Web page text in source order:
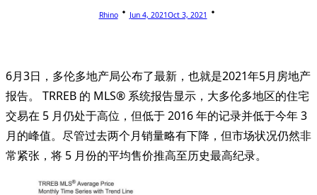
Rhino Jun 4, 2021Oct 3, 2021
6月3日，多伦多地产局公布了最新，也就是2021年5月房地产
报告。 TRREB 的 MLS® 系统报告显示，大多伦多地区的住宅
交易在 5 月仍处于高位，但低于 2016 年的记录并低于今年 3
月的峰值。尽管过去两个月销量略有下降，但市场状况仍然非
常紧张，将 5 月份的平均售价推高至历史最高纪录。